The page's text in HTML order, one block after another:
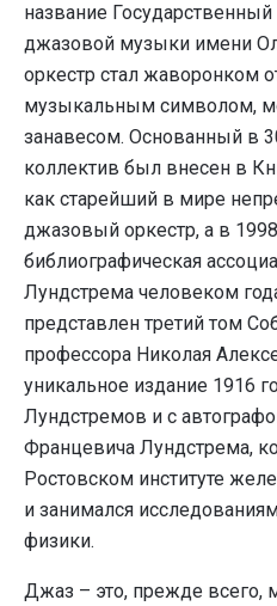
название
джазовой музыки имени
оркестр стал жаворонком
музыкальным символом,
занавесом. Основанный в
коллектив был внесен в
как старейший в мире
джазовый оркестр, а в
библиографическая
Лундстрема человеком
представлен третий том
профессора Николая
уникальное издание 1916
Лундстремов и с
Францевича Лундстрема,
Ростовском институте
и занимался
физики.
Джаз – это, прежде всего,